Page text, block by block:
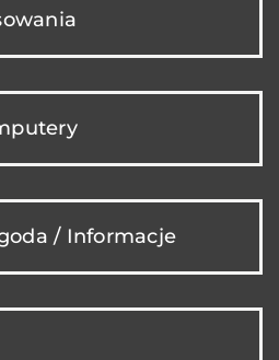
/ Informacje